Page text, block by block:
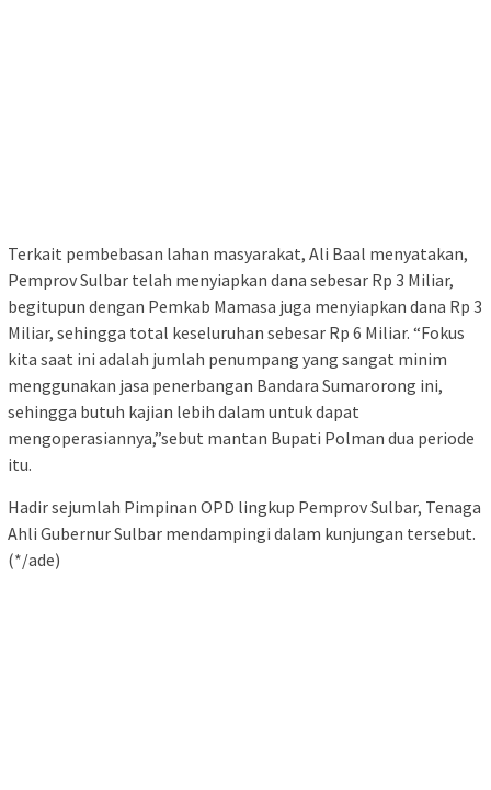
Terkait pembebasan lahan masyarakat, Ali Baal menyatakan,
Pemprov Sulbar telah menyiapkan dana sebesar Rp 3 Miliar,
begitupun dengan Pemkab Mamasa juga menyiapkan dana Rp 3
Miliar, sehingga total keseluruhan sebesar Rp 6 Miliar. “Fokus
kita saat ini adalah jumlah penumpang yang sangat minim
menggunakan jasa penerbangan Bandara Sumarorong ini,
sehingga butuh kajian lebih dalam untuk dapat
mengoperasiannya,”sebut mantan Bupati Polman dua periode
itu.
Hadir sejumlah Pimpinan OPD lingkup Pemprov Sulbar, Tenaga
Ahli Gubernur Sulbar mendampingi dalam kunjungan tersebut.
(*/ade)